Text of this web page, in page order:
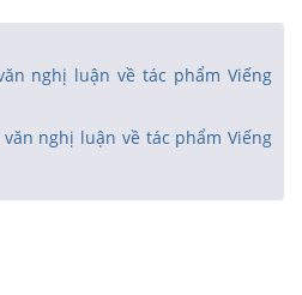
nghị luận về tác phẩm Viếng
nghị luận về tác phẩm Viếng